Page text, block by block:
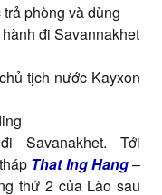
phòng và dùng
đi Savannakhet
tịch nước Kayxon
Savanakhet. Tới
That Ing Hang–
thứ 2 của Lào sau